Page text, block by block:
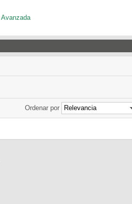
Avanzada
Ordenar por Relevancia